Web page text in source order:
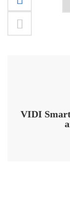
VIDI Smart